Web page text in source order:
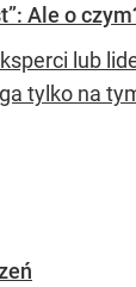
Ale o
lub
tylko na